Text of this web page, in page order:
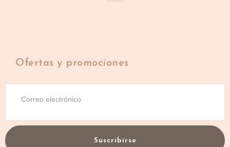
Ofertas y promociones
Suscribirse